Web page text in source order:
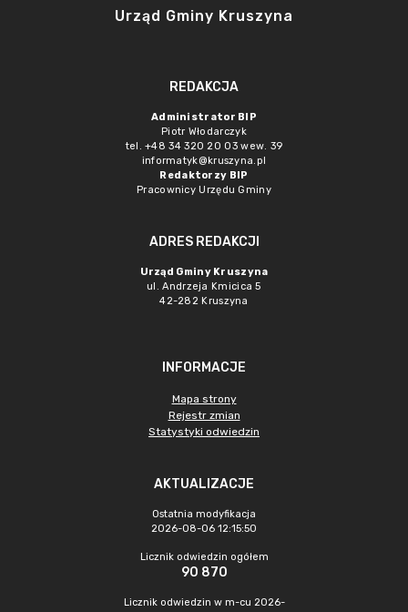
Urząd Gminy Kruszyna
REDAKCJA
Administrator BIP
Piotr Włodarczyk
tel. +48 34 320 20 03 wew. 39
informatyk@kruszyna.pl
Redaktorzy BIP
Pracownicy Urzędu Gminy
ADRES REDAKCJI
Urząd Gminy Kruszyna
ul. Andrzeja Kmicica 5
42-282 Kruszyna
INFORMACJE
Mapa strony
Rejestr zmian
Statystyki odwiedzin
AKTUALIZACJE
Ostatnia modyfikacja
2026-08-06 12:15:50
Licznik odwiedzin ogółem
90 870
Licznik odwiedzin w m-cu 2026-